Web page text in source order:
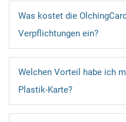
Was kostet die
Verpflichtungen ein?
Welchen Vorteil habe ich
Plastik-Karte?